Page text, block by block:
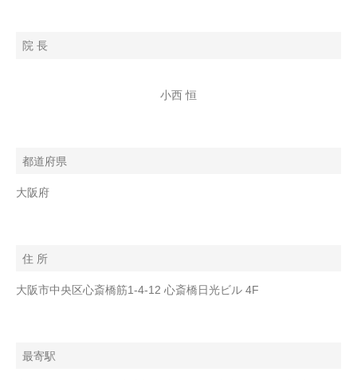
院 長
小西 恒
都道府県
大阪府
住 所
大阪市中央区心斎橋筋1-4-12 心斎橋日光ビル 4F
最寄駅